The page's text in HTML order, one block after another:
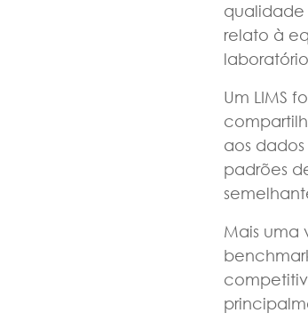
qualidade
relato à
Um LIMS
aos
padrões
Mais uma